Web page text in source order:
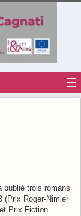
publié trois romans
(Prix Roger-Nimier
Prix Fiction